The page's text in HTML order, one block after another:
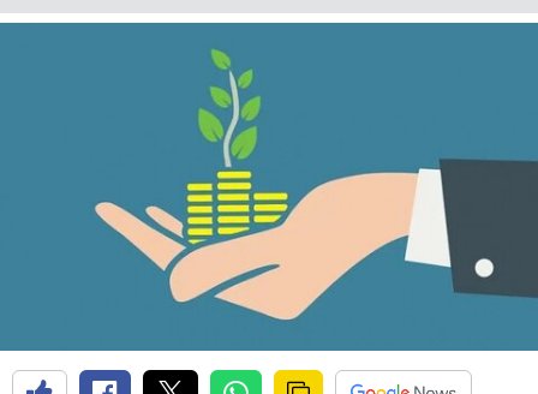
Bursa
Denizli
Diyarbakır
Edirne
Elazığ